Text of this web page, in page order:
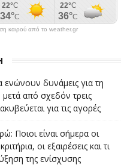
καιρού από το weather.gr
ενώνουν δυνάμεις για τη
μετά από σχεδόν τρεις
για τις αγορές
Ποιοι είναι σήμερα οι
οι εξαιρέσεις και τι
της ενίσχυσης